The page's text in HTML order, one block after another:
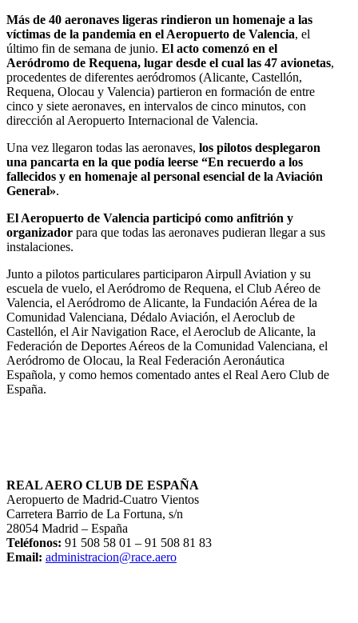
Más de 40 aeronaves ligeras rindieron un homenaje a las
víctimas de la pandemia en el Aeropuerto de Valencia, el
último fin de semana de junio. El acto comenzó en el
Aeródromo de Requena, lugar desde el cual las 47 avionetas,
procedentes de diferentes aeródromos (Alicante, Castellón,
Requena, Olocau y Valencia) partieron en formación de entre
cinco y siete aeronaves, en intervalos de cinco minutos, con
dirección al Aeropuerto Internacional de Valencia.
Una vez llegaron todas las aeronaves, los pilotos desplegaron
una pancarta en la que podía leerse “En recuerdo a los
fallecidos y en homenaje al personal esencial de la Aviación
General».
El Aeropuerto de Valencia participó como anfitrión y
organizador para que todas las aeronaves pudieran llegar a sus
instalaciones.
Junto a pilotos particulares participaron Airpull Aviation y su
escuela de vuelo, el Aeródromo de Requena, el Club Aéreo de
Valencia, el Aeródromo de Alicante, la Fundación Aérea de la
Comunidad Valenciana, Dédalo Aviación, el Aeroclub de
Castellón, el Air Navigation Race, el Aeroclub de Alicante, la
Federación de Deportes Aéreos de la Comunidad Valenciana, el
Aeródromo de Olocau, la Real Federación Aeronáutica
Española, y como hemos comentado antes el Real Aero Club de
España.
REAL AERO CLUB DE ESPAÑA
Aeropuerto de Madrid-Cuatro Vientos
Carretera Barrio de La Fortuna, s/n
28054 Madrid – España
Teléfonos: 91 508 58 01 – 91 508 81 83
Email: administracion@race.aero